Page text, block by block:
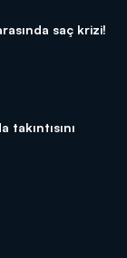
saç krizi!
takıntısını